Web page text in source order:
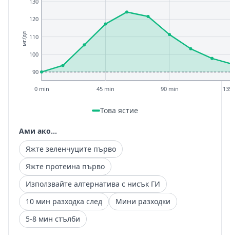
90
100
110
120
0 min 45 min 90 min
мг/дл
Това ястие
Ами ако...
Яжте зеленчуците първо
Яжте протеина първо
Използвайте алтернатива с нисък ГИ
10 мин разходка след
Мини разходки
5-8 мин стълби